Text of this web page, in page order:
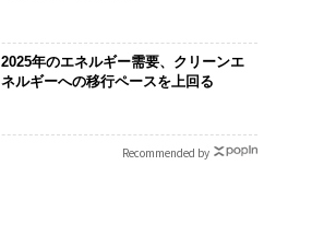
2025年のエネルギー需要、クリーンエ
ネルギーへの移行ペースを上回る
Recommended by